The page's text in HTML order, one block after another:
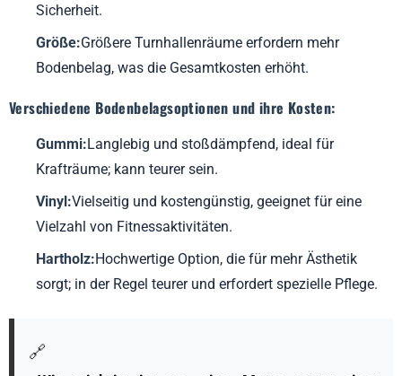
Sicherheit.
Größe:Größere Turnhallenräume erfordern mehr
Bodenbelag, was die Gesamtkosten erhöht.
Verschiedene Bodenbelagsoptionen und ihre Kosten:
Gummi:Langlebig und stoßdämpfend, ideal für
Krafträume; kann teurer sein.
Vinyl:Vielseitig und kostengünstig, geeignet für eine
Vielzahl von Fitnessaktivitäten.
Hartholz:Hochwertige Option, die für mehr Ästhetik
sorgt; in der Regel teurer und erfordert spezielle Pflege.
🔗